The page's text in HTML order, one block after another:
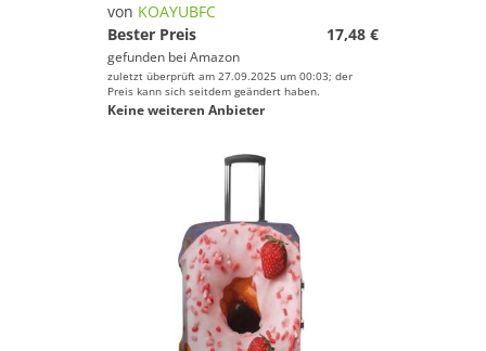
von KOAYUBFC
Bester Preis
17,48 €
gefunden bei Amazon
zuletzt überprüft am 27.09.2025 um 00:03; der
Preis kann sich seitdem geändert haben.
Keine weiteren Anbieter